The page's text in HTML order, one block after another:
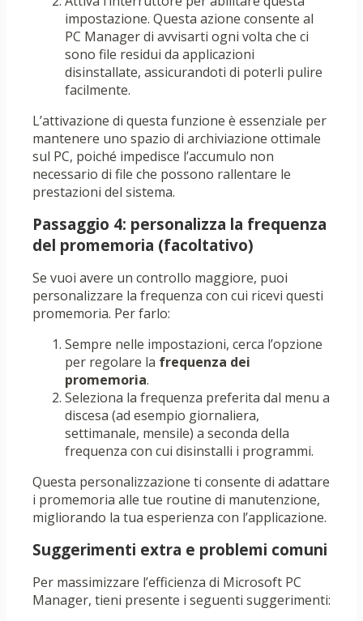
impostazione. Questa azione consente al
PC Manager di avvisarti ogni volta che ci
sono file residui da applicazioni
disinstallate, assicurandoti di poterli pulire
facilmente.
L’attivazione di questa funzione è essenziale per
mantenere uno spazio di archiviazione ottimale
sul PC, poiché impedisce l’accumulo non
necessario di file che possono rallentare le
prestazioni del sistema.
Passaggio 4: personalizza la frequenza
del promemoria (facoltativo)
Se vuoi avere un controllo maggiore, puoi
personalizzare la frequenza con cui ricevi questi
promemoria. Per farlo:
Sempre nelle impostazioni, cerca l’opzione
per regolare la frequenza dei
promemoria.
Seleziona la frequenza preferita dal menu a
discesa (ad esempio giornaliera,
settimanale, mensile) a seconda della
frequenza con cui disinstalli i programmi.
Questa personalizzazione ti consente di adattare
i promemoria alle tue routine di manutenzione,
migliorando la tua esperienza con l’applicazione.
Suggerimenti extra e problemi comuni
Per massimizzare l’efficienza di Microsoft PC
Manager, tieni presente i seguenti suggerimenti: